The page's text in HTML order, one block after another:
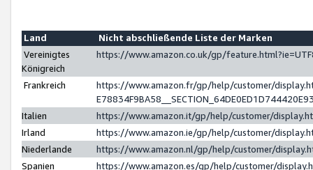
Land
Nicht abschließende Liste der Marken
Vereinigtes
Königreich
https://www.amazon.co.uk/gp/
Frankreich
https://www.amazon.fr/gp/help/customer/
Italien
https://www.amazon.it/gp/help/customer/
Irland
https://www.amazon.ie/gp/help/customer/
Niederlande
https://www.amazon.nl/gp/help/customer/
Spanien
https://www.amazon.es/gp/help/customer/